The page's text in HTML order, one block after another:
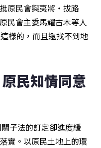
原民會與夷將‧拔路
民會主委馬耀古木等人
樣的，而且還找不到地
民知情同意
子法的訂定卻進度緩
實。以原民土地上的環